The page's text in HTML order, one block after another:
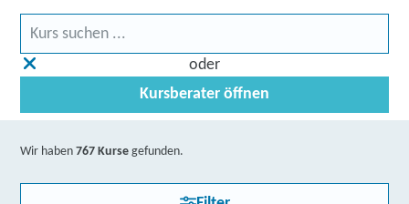
oder
Kursberater öffnen
Wir haben767 Kurse gefunden.